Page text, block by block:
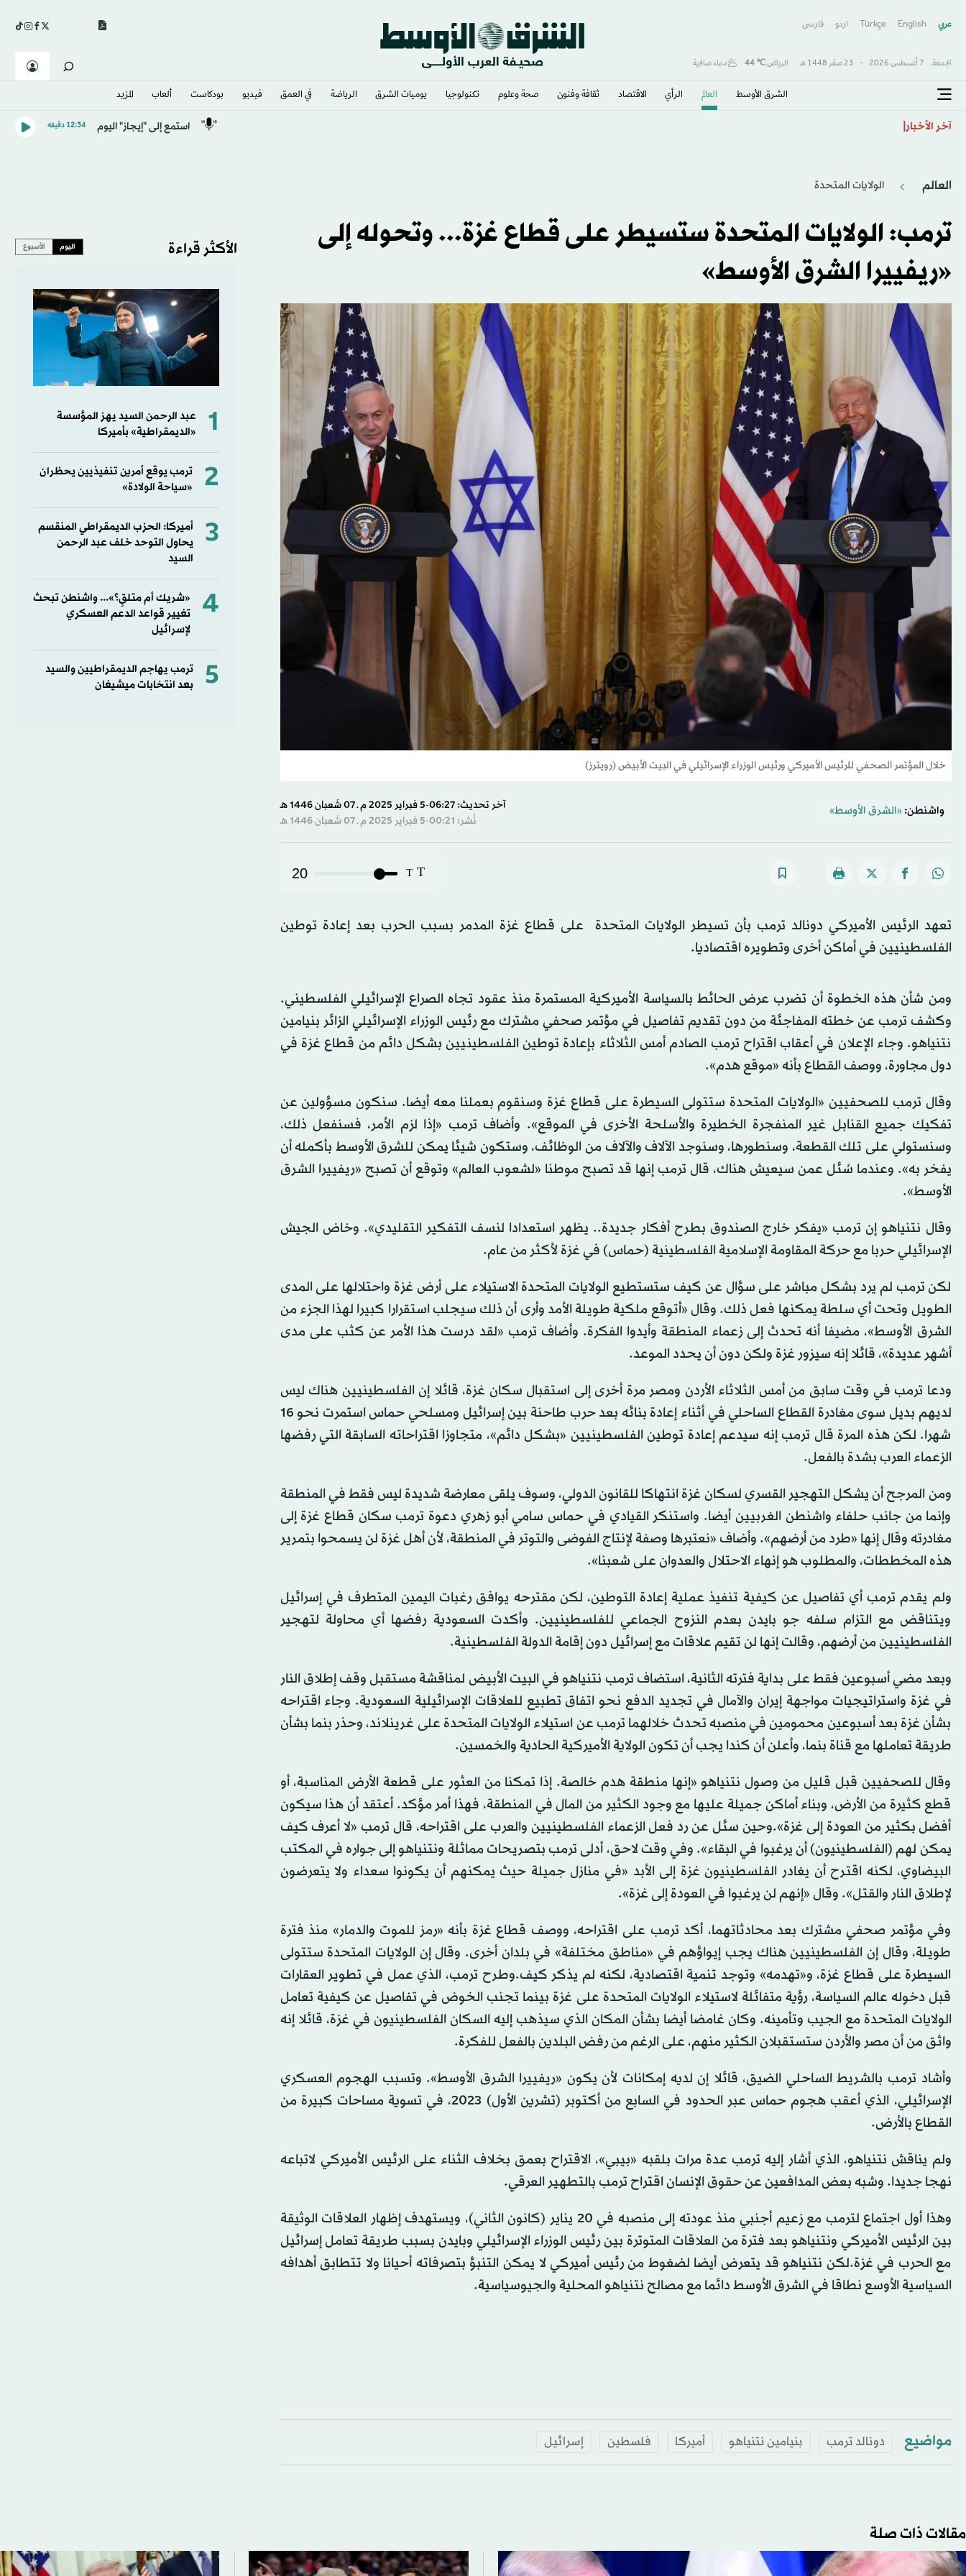
عربي English
Türkçe اردو فارسى
الجمعة, 7 أغسطس 2026 - 23 صفَر 1448 هـ الرياض℃
44 سماء صافية
الشرق الأوسط​ العالم الرأي الاقتصاد ثقافة وفنون صحة وعلوم تكنولوجيا يوميات الشرق​ الرياضة في العمق فيديو بودكاست ألعاب المزيد
آخر الأخبار استمع إلى "إيجاز" اليوم 12:34 دقيقه
العالم الولايات المتحدة​
ترمب: الولايات المتحدة ستسيطر على قطاع غزة... وتحوله إلى
«ريفييرا الشرق الأوسط»
خلال المؤتمر الصحفي للرئيس الأميركي ورئيس الوزراء الإسرائيلي في البيت الأبيض (رويترز)
واشنطن: «الشرق الأوسط»
آخر تحديث: 06:27-5 فبراير 2025 م ـ 07 شَعبان 1446 هـ
نُشر: 00:21-5 فبراير 2025 م ـ 07 شَعبان 1446 هـ
T
T
20
تعهد الرئيس الأميركي دونالد ترمب بأن تسيطر الولايات المتحدة على قطاع غزة المدمر بسبب الحرب بعد إعادة توطين
الفلسطينيين في أماكن أخرى وتطويره اقتصاديا.
ومن شأن هذه الخطوة أن تضرب عرض الحائط بالسياسة الأميركية المستمرة منذ عقود تجاه الصراع الإسرائيلي الفلسطيني.
وكشف ترمب عن خطته المفاجئة من دون تقديم تفاصيل في مؤتمر صحفي مشترك مع رئيس الوزراء الإسرائيلي الزائر بنيامين
نتنياهو. وجاء الإعلان في أعقاب اقتراح ترمب الصادم أمس الثلاثاء بإعادة توطين الفلسطينيين بشكل دائم من قطاع غزة في
دول مجاورة، ووصف القطاع بأنه «موقع هدم».
وقال ترمب للصحفيين «الولايات المتحدة ستتولى السيطرة على قطاع غزة وسنقوم بعملنا معه أيضا. سنكون مسؤولين عن
تفكيك جميع القنابل غير المنفجرة الخطيرة والأسلحة الأخرى في الموقع». وأضاف ترمب «إذا لزم الأمر، فسنفعل ذلك،
وسنستولي على تلك القطعة، وسنطورها، وسنوجد الآلاف والآلاف من الوظائف، وستكون شيئا يمكن للشرق الأوسط بأكمله أن
يفخر به». وعندما سُئل عمن سيعيش هناك، قال ترمب إنها قد تصبح موطنا «لشعوب العالم» وتوقع أن تصبح «ريفييرا الشرق
الأوسط».
وقال نتنياهو إن ترمب «يفكر خارج الصندوق بطرح أفكار جديدة.. يظهر استعدادا لنسف التفكير التقليدي». وخاض الجيش
الإسرائيلي حربا مع حركة المقاومة الإسلامية الفلسطينية (حماس) في غزة لأكثر من عام.
لكن ترمب لم يرد بشكل مباشر على سؤال عن كيف ستستطيع الولايات المتحدة الاستيلاء على أرض غزة واحتلالها على المدى
الطويل وتحت أي سلطة يمكنها فعل ذلك. وقال «أتوقع ملكية طويلة الأمد وأرى أن ذلك سيجلب استقرارا كبيرا لهذا الجزء من
الشرق الأوسط»، مضيفا أنه تحدث إلى زعماء المنطقة وأيدوا الفكرة. وأضاف ترمب «لقد درست هذا الأمر عن كثب على مدى
أشهر عديدة»، قائلا إنه سيزور غزة ولكن دون أن يحدد الموعد.
ودعا ترمب في وقت سابق من أمس الثلاثاء الأردن ومصر مرة أخرى إلى استقبال سكان غزة، قائلا إن الفلسطينيين هناك ليس
لديهم بديل سوى مغادرة القطاع الساحلي في أثناء إعادة بنائه بعد حرب طاحنة بين إسرائيل ومسلحي حماس استمرت نحو 16
شهرا. لكن هذه المرة قال ترمب إنه سيدعم إعادة توطين الفلسطينيين «بشكل دائم»، متجاوزا اقتراحاته السابقة التي رفضها
الزعماء العرب بشدة بالفعل.
ومن المرجح أن يشكل التهجير القسري لسكان غزة انتهاكا للقانون الدولي، وسوف يلقى معارضة شديدة ليس فقط في المنطقة
وإنما من جانب حلفاء واشنطن الغربيين أيضا. واستنكر القيادي في حماس سامي أبو زهري دعوة ترمب سكان قطاع غزة إلى
مغادرته وقال إنها «طرد من أرضهم». وأضاف «نعتبرها وصفة لإنتاج الفوضى والتوتر في المنطقة، لأن أهل غزة لن يسمحوا بتمرير
هذه المخططات، والمطلوب هو إنهاء الاحتلال والعدوان على شعبنا».
ولم يقدم ترمب أي تفاصيل عن كيفية تنفيذ عملية إعادة التوطين، لكن مقترحه يوافق رغبات اليمين المتطرف في إسرائيل
ويتناقض مع التزام سلفه جو بايدن بعدم النزوح الجماعي للفلسطينيين. وأكدت السعودية رفضها أي محاولة لتهجير
الفلسطينيين من أرضهم، وقالت إنها لن تقيم علاقات مع إسرائيل دون إقامة الدولة الفلسطينية.
وبعد مضي أسبوعين فقط على بداية فترته الثانية، استضاف ترمب نتنياهو في البيت الأبيض لمناقشة مستقبل وقف إطلاق النار
في غزة واستراتيجيات مواجهة إيران والآمال في تجديد الدفع نحو اتفاق تطبيع للعلاقات الإسرائيلية السعودية. وجاء اقتراحه
بشأن غزة بعد أسبوعين محمومين في منصبه تحدث خلالهما ترمب عن استيلاء الولايات المتحدة على غرينلاند، وحذر بنما بشأن
طريقة تعاملها مع قناة بنما، وأعلن أن كندا يجب أن تكون الولاية الأميركية الحادية والخمسين.
وقال للصحفيين قبل قليل من وصول نتنياهو «إنها منطقة هدم خالصة. إذا تمكنا من العثور على قطعة الأرض المناسبة، أو
قطع كثيرة من الأرض، وبناء أماكن جميلة عليها مع وجود الكثير من المال في المنطقة، فهذا أمر مؤكد. أعتقد أن هذا سيكون
أفضل بكثير من العودة إلى غزة».وحين سئل عن رد فعل الزعماء الفلسطينيين والعرب على اقتراحه، قال ترمب «لا أعرف كيف
يمكن لهم (الفلسطينيون) أن يرغبوا في البقاء». وفي وقت لاحق، أدلى ترمب بتصريحات مماثلة ونتنياهو إلى جواره في المكتب
البيضاوي، لكنه اقترح أن يغادر الفلسطينيون غزة إلى الأبد «في منازل جميلة حيث يمكنهم أن يكونوا سعداء ولا يتعرضون
لإطلاق النار والقتل». وقال «إنهم لن يرغبوا في العودة إلى غزة».
وفي مؤتمر صحفي مشترك بعد محادثاتهما، أكد ترمب على اقتراحه، ووصف قطاع غزة بأنه «رمز للموت والدمار» منذ فترة
طويلة، وقال إن الفلسطينيين هناك يجب إيواؤهم في «مناطق مختلفة» في بلدان أخرى. وقال إن الولايات المتحدة ستتولى
السيطرة على قطاع غزة، و«تهدمه» وتوجد تنمية اقتصادية، لكنه لم يذكر كيف.وطرح ترمب، الذي عمل في تطوير العقارات
قبل دخوله عالم السياسة، رؤية متفائلة لاستيلاء الولايات المتحدة على غزة بينما تجنب الخوض في تفاصيل عن كيفية تعامل
الولايات المتحدة مع الجيب وتأمينه. وكان غامضا أيضا بشأن المكان الذي سيذهب إليه السكان الفلسطينيون في غزة، قائلا إنه
واثق من أن مصر والأردن ستستقبلان الكثير منهم، على الرغم من رفض البلدين بالفعل للفكرة.
وأشاد ترمب بالشريط الساحلي الضيق، قائلا إن لديه إمكانات لأن يكون «ريفييرا الشرق الأوسط». وتسبب الهجوم العسكري
الإسرائيلي، الذي أعقب هجوم حماس عبر الحدود في السابع من أكتوبر (تشرين الأول) 2023، في تسوية مساحات كبيرة من
القطاع بالأرض.
ولم يناقش نتنياهو، الذي أشار إليه ترمب عدة مرات بلقبه «بيبي»، الاقتراح بعمق بخلاف الثناء على الرئيس الأميركي لاتباعه
نهجا جديدا. وشبه بعض المدافعين عن حقوق الإنسان اقتراح ترمب بالتطهير العرقي.
وهذا أول اجتماع لترمب مع زعيم أجنبي منذ عودته إلى منصبه في 20 يناير (كانون الثاني)، ويستهدف إظهار العلاقات الوثيقة
بين الرئيس الأميركي ونتنياهو بعد فترة من العلاقات المتوترة بين رئيس الوزراء الإسرائيلي وبايدن بسبب طريقة تعامل إسرائيل
مع الحرب في غزة.لكن نتنياهو قد يتعرض أيضا لضغوط من رئيس أميركي لا يمكن التنبؤ بتصرفاته أحيانا ولا تتطابق أهدافه
السياسية الأوسع نطاقا في الشرق الأوسط دائما مع مصالح نتنياهو المحلية والجيوسياسية.
مواضيع دونالد ترمب بنيامين نتنياهو أميركا فلسطين إسرائيل
الأكثر قراءة اليوم الأسبوع
1
عبد الرحمن السيد يهز المؤسسة
«الديمقراطية» بأميركا
2
ترمب يوقع أمرين تنفيذيين يحظران
«سياحة الولادة»
3
أميركا: الحزب الديمقراطي المنقسم
يحاول التوحد خلف عبد الرحمن
السيد
4
«شريك أم متلقٍ؟»... واشنطن تبحث
تغيير قواعد الدعم العسكري
لإسرائيل
5
ترمب يهاجم الديمقراطيين والسيد
بعد انتخابات ميشيغان
مقالات ذات صلة